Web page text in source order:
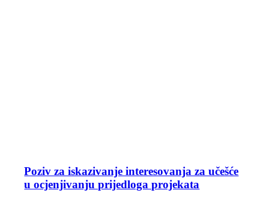
Poziv za iskazivanje interesovanja za učešće
u ocjenjivanju prijedloga projekata